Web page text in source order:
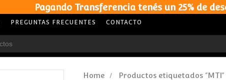
Pagando Transferencia tenés un 25% de
PREGUNTAS FRECUENTES CONTACTO
Home
Productos etiquetados “MTI”